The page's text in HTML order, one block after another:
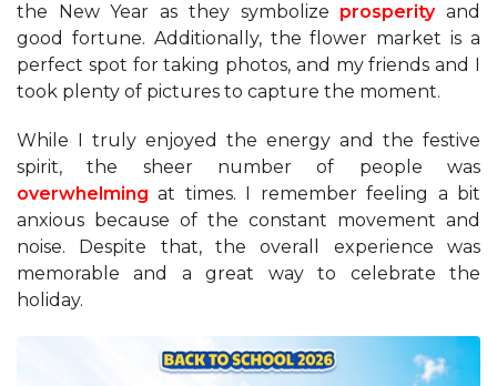
the New Year as they symbolize prosperityand
good fortune. Additionally, the flower market is a
perfect spot for taking photos, and my friends and I
took plenty of pictures to capture the moment.
While I truly enjoyed the energy and the festive
spirit, the sheer number of people was
overwhelming at times. I remember feeling a bit
anxious because of the constant movement and
noise. Despite that, the overall experience was
memorable and a great way to celebrate the
holiday.